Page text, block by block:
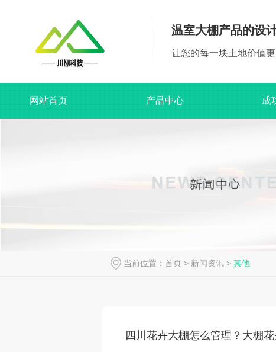
温室大棚产品的设
让您的每一块土地价值
网站首页 产品中心 成
当前位置： 首页 > 新闻资讯 > 其他
四川花卉大棚怎么管理？大棚